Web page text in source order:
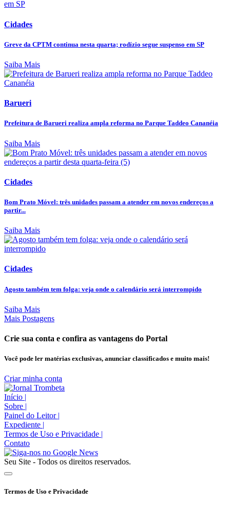
Cidades
Greve da CPTM continua nesta quarta; rodízio segue suspenso em SP
Saiba Mais
Barueri
Prefeitura de Barueri realiza ampla reforma no Parque Taddeo Cananéia
Saiba Mais
Cidades
Bom Prato Móvel: três unidades passam a atender em novos endereços a
partir...
Saiba Mais
Cidades
Agosto também tem folga: veja onde o calendário será interrompido
Saiba Mais
Mais Postagens
Crie sua conta e confira as vantagens do Portal
Você pode ler matérias exclusivas, anunciar classificados e muito mais!
Criar minha conta
Início |
Sobre |
Painel do Leitor |
Expediente |
Termos de Uso e Privacidade |
Contato
Seu Site - Todos os direitos reservados.
Termos de Uso e Privacidade